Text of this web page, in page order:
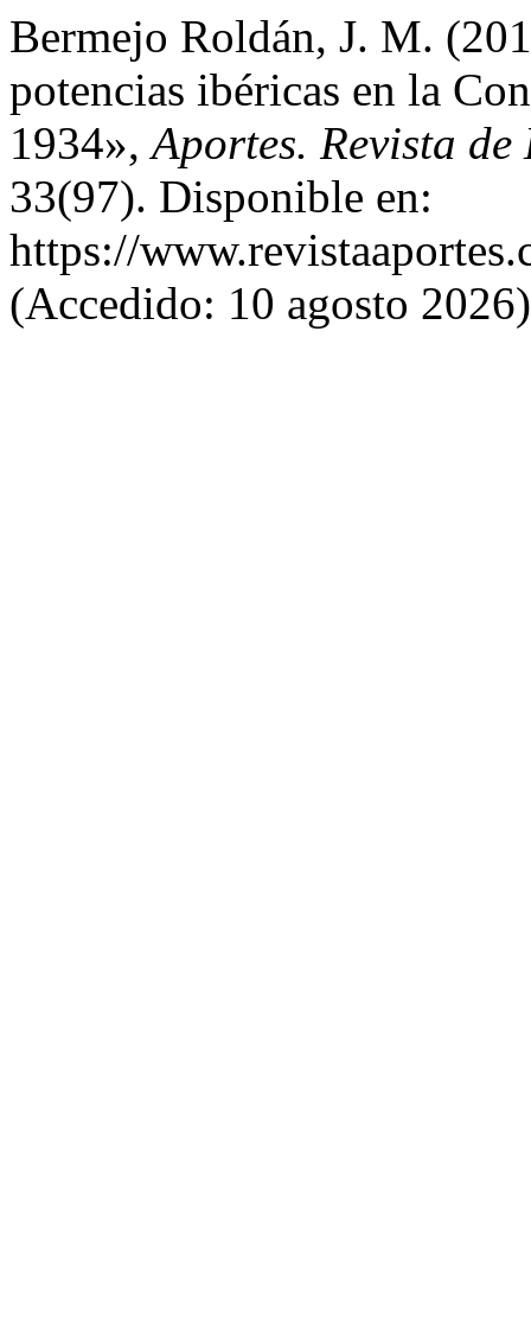
Bermejo Roldán, J. M.
potencias ibéricas en la
1934»,Aportes. Revista
33(97). Disponible en:
https://
(Accedido: 10 agosto